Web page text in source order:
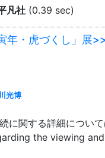
凡社 (0.39 sec)
年・虎づくし」展
光博
に関する詳細につい
the viewing